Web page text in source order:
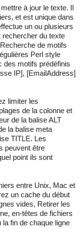
à jour le texte. Il
et est unique dans
un ou plusieurs
du texte
de motifs
Perl style
des motifs prédéfinis
IP], [EmailAddress]
limiter les
de la colonne et
de la balise ALT
la balise meta
TITLE. Les
peuvent être
point ils sont
entre Unix, Mac et
un cache du début
vides, Retirer les
en-têtes de fichiers
fin de chaque ligne